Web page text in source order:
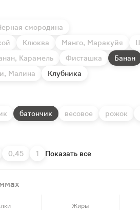
смородина
Клюква Манго, Маракуйя
Карамель
Фисташка
Банан
Малина
Клубника
батончик весовое рожок
0,45 1 Показать все
Жиры